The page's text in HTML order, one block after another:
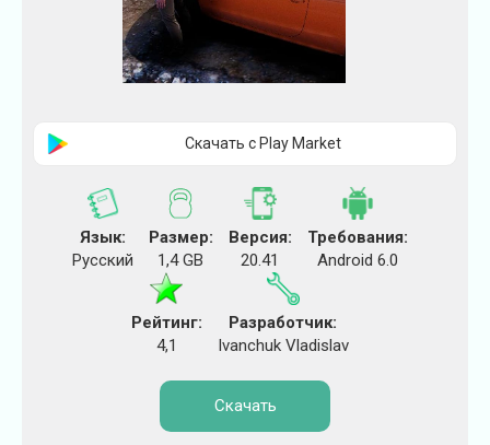
Скачать с Play Market
Язык:
Русский
Размер:
1,4 GB
Версия:
20.41
Требования:
Android 6.0
Рейтинг:
4,1
Разработчик:
Ivanchuk Vladislav
Скачать